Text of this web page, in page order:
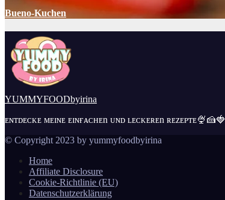
Bueno-Kuchen
YUMMYFOODbyirina
ᴇɴᴛᴅᴇᴄᴋᴇ ᴍᴇɪɴᴇ ᴇɪɴғᴀᴄʜᴇn ᴜɴᴅ ʟᴇᴄᴋᴇʀᴇn ʀᴇᴢᴇᴘᴛᴇ🍨🍰🍓
© Copyright 2023 by yummyfoodbyirina
Home
Affiliate Disclosure
Cookie-Richtlinie (EU)
Datenschutzerklärung